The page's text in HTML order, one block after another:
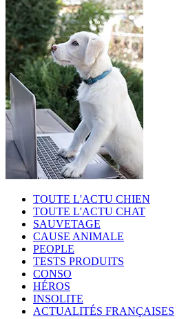
TOUTE L'ACTU CHIEN
TOUTE L'ACTU CHAT
SAUVETAGE
CAUSE ANIMALE
PEOPLE
TESTS PRODUITS
CONSO
HÉROS
INSOLITE
ACTUALITÉS FRANÇAISES